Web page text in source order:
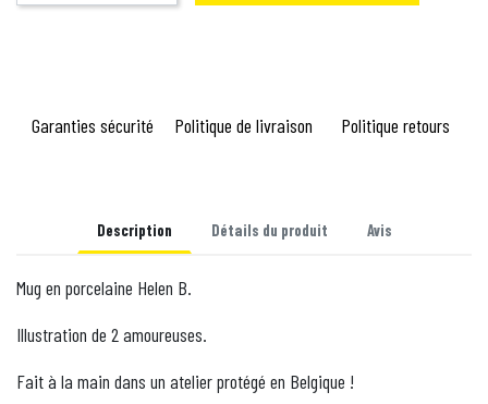
Garanties sécurité Politique de livraison Politique retours
Description Détails du produit Avis
Mug en porcelaine Helen B.
Illustration de 2 amoureuses.
Fait à la main dans un atelier protégé en Belgique !